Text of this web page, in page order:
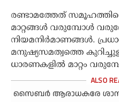
രണ്ടാമത്തേത്
മാറ്റങ്ങള്‍ വരുമ്പോള്‍
നിയമനിര്‍മാണങ്ങള്‍.
മനുഷ്യസമത്വത്തെ
ധാരണകളില്‍ മാറ്റം
സൈബര്‍ ആരാധകരേ